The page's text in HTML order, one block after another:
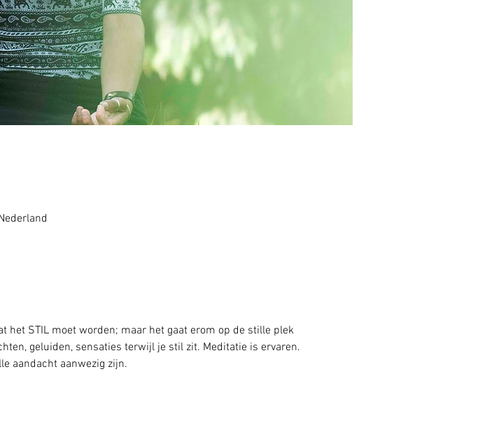
het STIL moet worden; maar het gaat erom op de stille plek
geluiden, sensaties terwijl je stil zit. Meditatie is ervaren.
aandacht aanwezig zijn.